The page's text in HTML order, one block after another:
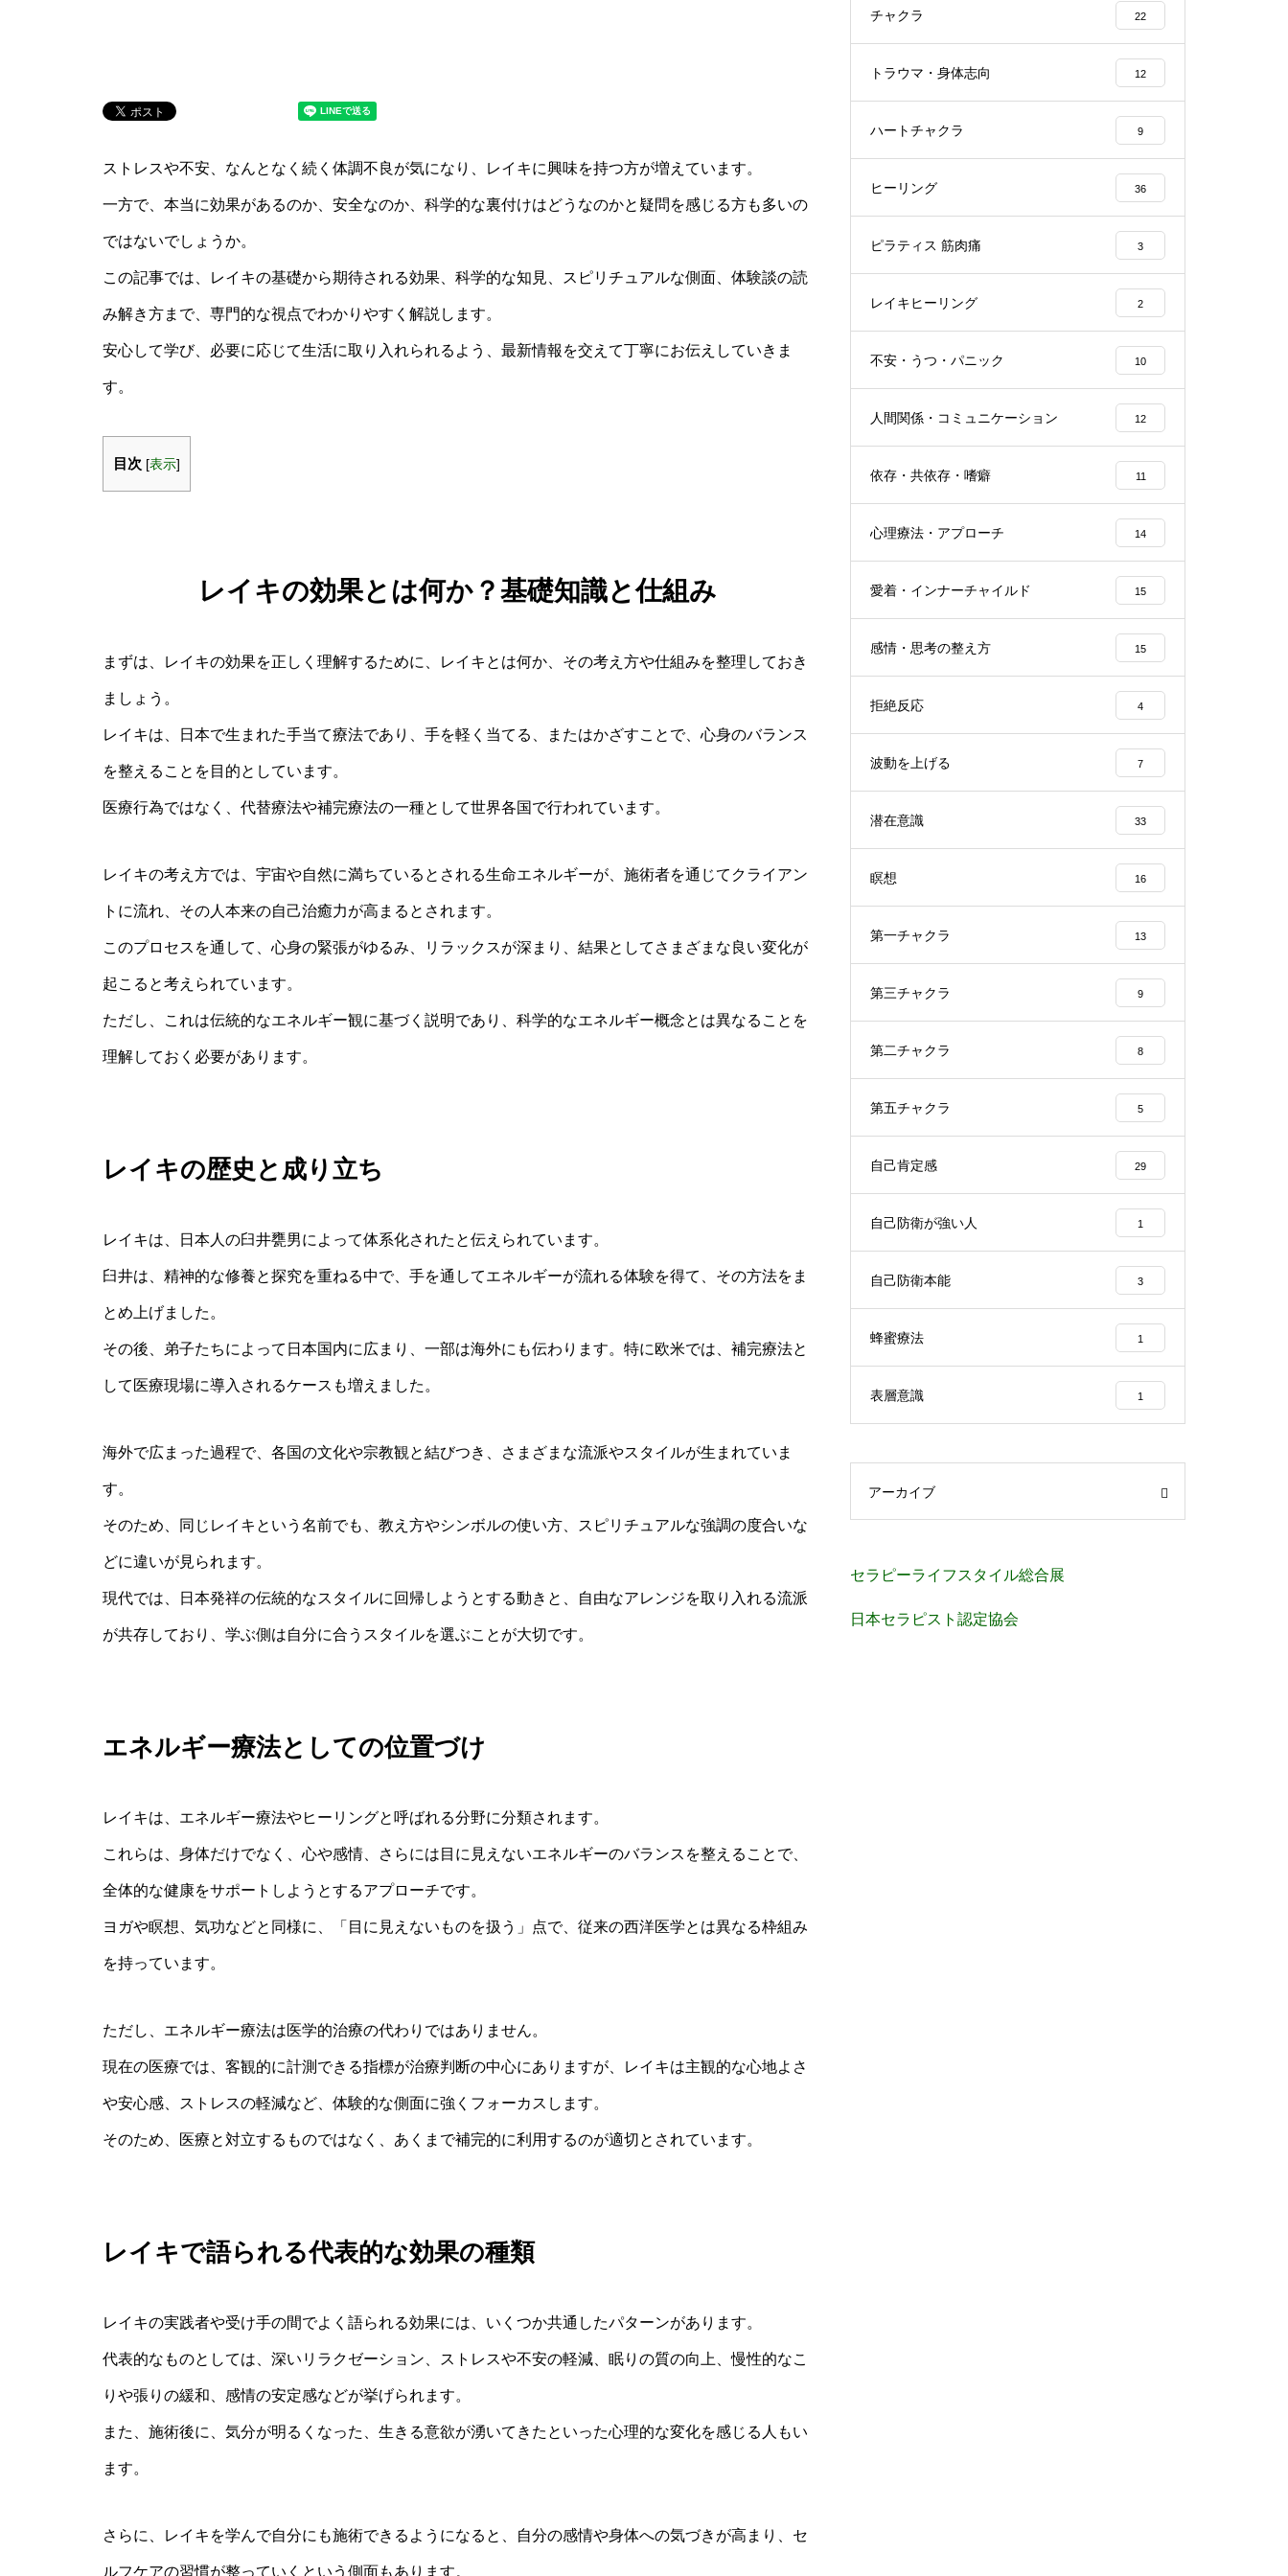
ストレスや不安、なんとなく続く体調不良が気になり、レイキに興味を持つ方が増えています。
一方で、本当に効果があるのか、安全なのか、科学的な裏付けはどうなのかと疑問を感じる方も多いの
ではないでしょうか。
この記事では、レイキの基礎から期待される効果、科学的な知見、スピリチュアルな側面、体験談の読
み解き方まで、専門的な視点でわかりやすく解説します。
安心して学び、必要に応じて生活に取り入れられるよう、最新情報を交えて丁寧にお伝えしていきま
す。
目次 [表示]
レイキの効果とは何か？基礎知識と仕組み
まずは、レイキの効果を正しく理解するために、レイキとは何か、その考え方や仕組みを整理しておき
ましょう。
レイキは、日本で生まれた手当て療法であり、手を軽く当てる、またはかざすことで、心身のバランス
を整えることを目的としています。
医療行為ではなく、代替療法や補完療法の一種として世界各国で行われています。
レイキの考え方では、宇宙や自然に満ちているとされる生命エネルギーが、施術者を通じてクライアン
トに流れ、その人本来の自己治癒力が高まるとされます。
このプロセスを通して、心身の緊張がゆるみ、リラックスが深まり、結果としてさまざまな良い変化が
起こると考えられています。
ただし、これは伝統的なエネルギー観に基づく説明であり、科学的なエネルギー概念とは異なることを
理解しておく必要があります。
レイキの歴史と成り立ち
レイキは、日本人の臼井甕男によって体系化されたと伝えられています。
臼井は、精神的な修養と探究を重ねる中で、手を通してエネルギーが流れる体験を得て、その方法をま
とめ上げました。
その後、弟子たちによって日本国内に広まり、一部は海外にも伝わります。特に欧米では、補完療法と
して医療現場に導入されるケースも増えました。
海外で広まった過程で、各国の文化や宗教観と結びつき、さまざまな流派やスタイルが生まれていま
す。
そのため、同じレイキという名前でも、教え方やシンボルの使い方、スピリチュアルな強調の度合いな
どに違いが見られます。
現代では、日本発祥の伝統的なスタイルに回帰しようとする動きと、自由なアレンジを取り入れる流派
が共存しており、学ぶ側は自分に合うスタイルを選ぶことが大切です。
エネルギー療法としての位置づけ
レイキは、エネルギー療法やヒーリングと呼ばれる分野に分類されます。
これらは、身体だけでなく、心や感情、さらには目に見えないエネルギーのバランスを整えることで、
全体的な健康をサポートしようとするアプローチです。
ヨガや瞑想、気功などと同様に、「目に見えないものを扱う」点で、従来の西洋医学とは異なる枠組み
を持っています。
ただし、エネルギー療法は医学的治療の代わりではありません。
現在の医療では、客観的に計測できる指標が治療判断の中心にありますが、レイキは主観的な心地よさ
や安心感、ストレスの軽減など、体験的な側面に強くフォーカスします。
そのため、医療と対立するものではなく、あくまで補完的に利用するのが適切とされています。
レイキで語られる代表的な効果の種類
レイキの実践者や受け手の間でよく語られる効果には、いくつか共通したパターンがあります。
代表的なものとしては、深いリラクゼーション、ストレスや不安の軽減、眠りの質の向上、慢性的なこ
りや張りの緩和、感情の安定感などが挙げられます。
また、施術後に、気分が明るくなった、生きる意欲が湧いてきたといった心理的な変化を感じる人もい
ます。
さらに、レイキを学んで自分にも施術できるようになると、自分の感情や身体への気づきが高まり、セ
ルフケアの習慣が整っていくという側面もあります。
チャクラ 22
トラウマ・身体志向 12
ハートチャクラ 9
ヒーリング 36
ピラティス 筋肉痛 3
レイキヒーリング 2
不安・うつ・パニック 10
人間関係・コミュニケーション 12
依存・共依存・嗜癖 11
心理療法・アプローチ 14
愛着・インナーチャイルド 15
感情・思考の整え方 15
拒絶反応 4
波動を上げる 7
潜在意識 33
瞑想 16
第一チャクラ 13
第三チャクラ 9
第二チャクラ 8
第五チャクラ 5
自己肯定感 29
自己防衛が強い人 1
自己防衛本能 3
蜂蜜療法 1
表層意識 1
アーカイブ
セラピーライフスタイル総合展
日本セラピスト認定協会